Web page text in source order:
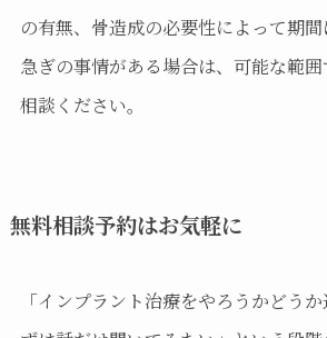
の有無、骨造成の必要性によって期
急ぎの事情がある場合は、可能な範
相談ください。
無料相談予約はお気軽に
「インプラント治療をやろうかどう